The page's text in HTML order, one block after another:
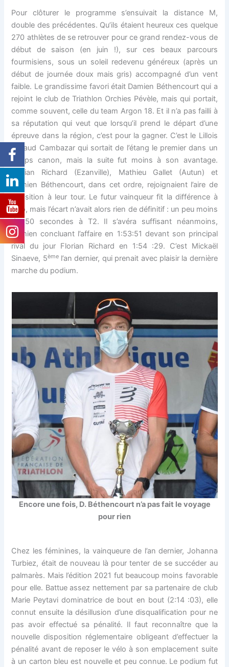
Pour clôturer le programme s’ensuivait la distance M,
double des précédentes. Qu’ils étaient heureux ces quelque
270 athlètes de se retrouver pour ce grand rendez-vous de
début de saison (en juin !), sur ces beaux parcours
fourmisiens, sous un soleil redevenu généreux (après un
début de journée doux mais gris) accompagné d’un vent
faible. Le grandissime favori était Damien Béthencourt qui a
rejoint le club de Triathlon Orchies Pévèle, mais qui portait,
comme souvent, celle du team Argon 18. Et il n’a pas failli à
sa réputation qui veut que lorsqu’il prend le départ d’une
épreuve dans la région, c’est pour la gagner. C’est le Lillois
Arnaud Cambazar qui sortait de l’étang le premier dans un
temps canon, mais la suite fut moins à son avantage.
Florian Richard (Ezanville), Mathieu Gallet (Autun) et
Damien Béthencourt, dans cet ordre, rejoignaient l’aire de
transition à leur tour. Le futur vainqueur fit la différence à
vélo, mais l’écart n’avait alors rien de définitif : un peu moins
de 50 secondes à T2. Il s’avéra suffisant néanmoins,
Damien concluant l’affaire en 1:53:51 devant son principal
rival du jour Florian Richard en 1:54 :29. C’est Mickaël
Sinaeve, 5èmel’an dernier, qui prenait avec plaisir la dernière
marche du podium.
Encore une fois, D. Béthencourt n’a pas fait le voyage
pour rien
Chez les féminines, la vainqueure de l’an dernier, Johanna
Turbiez, était de nouveau là pour tenter de se succéder au
palmarès. Mais l’édition 2021 fut beaucoup moins favorable
pour elle. Battue assez nettement par sa partenaire de club
Marie Peytavi dominatrice de bout en bout (2:14 :03), elle
connut ensuite la désillusion d’une disqualification pour ne
pas avoir effectué sa pénalité. Il faut reconnaître que la
nouvelle disposition réglementaire obligeant d’effectuer la
pénalité avant de reposer le vélo à son emplacement suite
à un carton bleu est nouvelle et peu connue. Le podium fut